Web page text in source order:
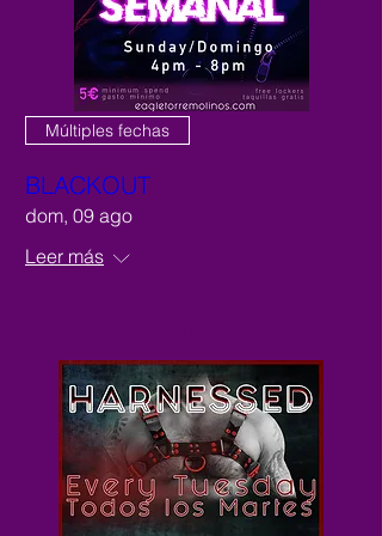
Múltiples fechas
BLACKOUT
dom, 09 ago
Leer más